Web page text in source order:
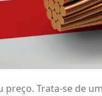
Trata-se de